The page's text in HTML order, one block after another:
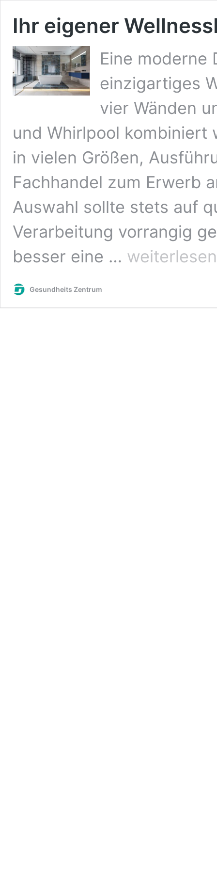
Ihr eigener
Eine moderne
einzigartiges
vier Wänden
und Whirlpool kombiniert
in vielen Größen,
Fachhandel zum Erwerb
Auswahl sollte stets auf
Verarbeitung vorrangig
besser eine …
eigener
weiterlesen
Gesundheits Zentrum